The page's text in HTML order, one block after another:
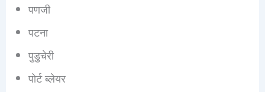
पणजी
पटना
पुडुचेरी
पोर्ट ब्लेयर